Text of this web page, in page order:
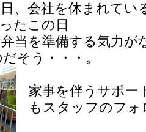
、会社を休まれてい
たこの日
当を準備する気力が
そう・・・。
家事を伴うサポー
もスタッフのフォ